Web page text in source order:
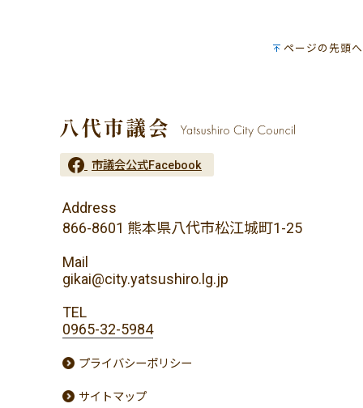
ページの先頭へ
市議会公式Facebook
Address
866-8601 熊本県八代市松江城町1-25
Mail
gikai@city.yatsushiro.lg.jp
TEL
0965-32-5984
プライバシーポリシー
サイトマップ